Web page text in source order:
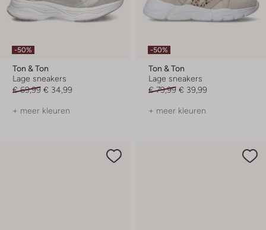
-50%
Ton & Ton
Lage sneakers
€ 69,99 € 34,99
+ meer kleuren
-50%
Ton & Ton
Lage sneakers
€ 79,99 € 39,99
+ meer kleuren